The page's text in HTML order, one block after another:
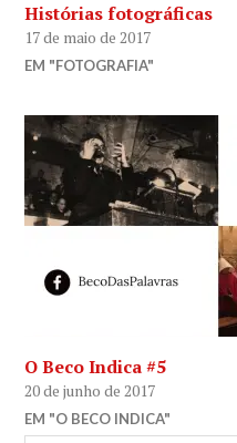
Histórias fotográficas
17 de maio de 2017
EM "FOTOGRAFIA"
O Beco Indica #5
20 de junho de 2017
EM "O BECO INDICA"